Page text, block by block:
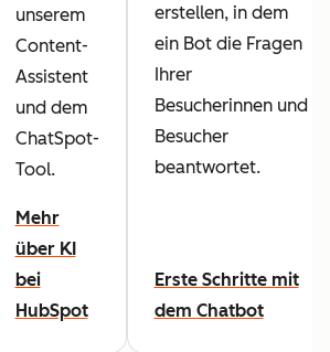
unserem
Content-
Assistent
und dem
ChatSpot-
Tool.
Mehr
über KI
bei
HubSpot
erstellen, in dem
ein Bot die Fragen
Ihrer
Besucherinnen und
Besucher
beantwortet.
Erste Schritte mit
dem Chatbot